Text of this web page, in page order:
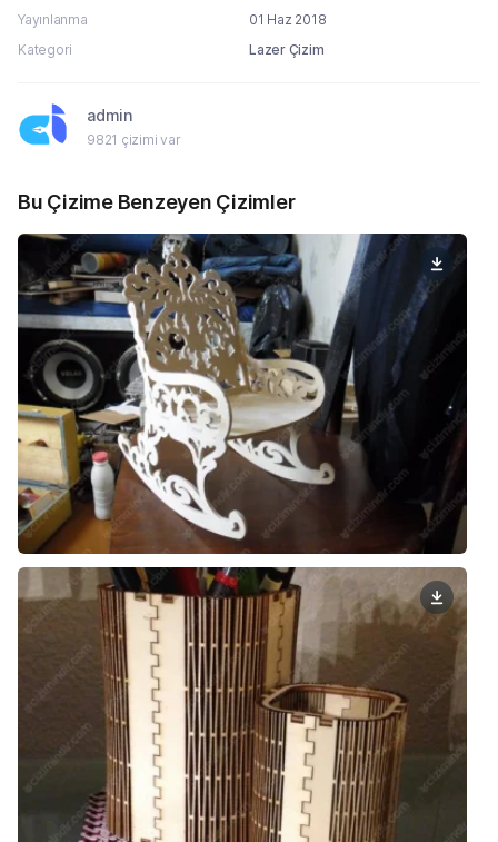
Yayınlanma
01 Haz 2018
Kategori
Lazer Çizim
admin
9821 çizimi var
Bu Çizime Benzeyen Çizimler